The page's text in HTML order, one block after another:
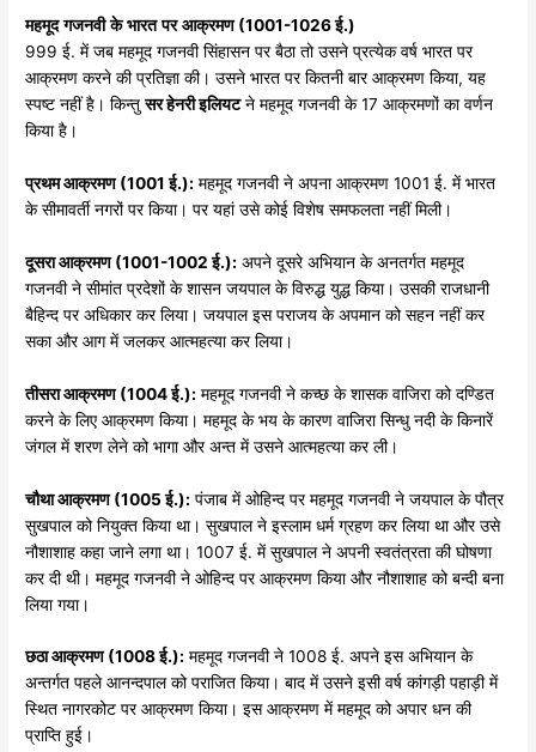
महमूद गजनवी के भारत पर आक्रमण(1001-1026ई.)
999 ई. में जब महमूद गजनवी सिंहासन पर बैठा तो उसने प्रत्येक वर्ष भारत पर
आक्रमण करने की प्रतिज्ञा की। उसने भारत पर कितनी बार आक्रमण किया, यह
स्पष्ट नहीं है। किन्तुसरहेनरीइलियटने महमूद गजनवी के 17 आक्रमणों का वर्णन
किया है।
प्रथमआक्रमण (1001ई.): महमूद गजनवी ने अपना आक्रमण 1001 ई. में भारत
के सीमावर्ती नगरों पर किया। पर यहां उसे कोई विशेष समफलता नहीं मिली।
दूसराआक्रमण (1001-1002ई.): अपने दूसरे अभियान के अनतर्गत महमूद
गजनवी ने सीमांत प्रदेशों के शासन जयपाल के विरुद्ध युद्ध किया। उसकी राजधानी
बैहिन्द पर अधिकार कर लिया। जयपाल इस पराजय के अपमान को सहन नहीं कर
सका और आग में जलकर आत्महत्या कर लिया।
तीसराआक्रमण (1004ई.): महमूद गजनवी ने कच्छ के शासक वाजिरा को दण्डित
करने के लिए आक्रमण किया। महमूद के भय के कारण वाजिरा सिन्धु नदी के किनारें
जंगल में शरण लेने को भागा और अन्त में उसने आत्महत्या कर ली।
चौथाआक्रमण (1005ई.): पंजाब में ओहिन्द पर महमूद गजनवी ने जयपाल के पौत्र
सुखपाल को नियुक्त किया था। सुखपाल ने इस्लाम धर्म ग्रहण कर लिया था और उसे
नौशाशाह कहा जाने लगा था। 1007 ई. में सुखपाल ने अपनी स्वतंत्रता की घोषणा
कर दी थी। महमूद गजनवी ने ओहिन्द पर आक्रमण किया और नौशाशाह को बन्दी बना
लिया गया।
छठाआक्रमण (1008ई.): महमूद गजनवी ने 1008 ई. अपने इस अभियान के
अन्तर्गत पहले आनन्दपाल को पराजित किया। बाद में उसने इसी वर्ष कांगड़ी पहाड़ी में
स्थित नागरकोट पर आक्रमण किया। इस आक्रमण में महमूद को अपार धन की
प्राप्ति हुई।